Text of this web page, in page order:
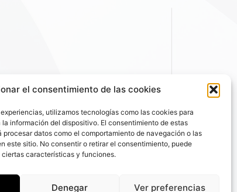
el consentimiento de las cookies
utilizamos tecnologías como las cookies para
información del dispositivo. El consentimiento de estas
procesar datos como el comportamiento de navegación o las
este sitio. No consentir o retirar el consentimiento, puede
características y funciones.
Denegar Ver preferencias